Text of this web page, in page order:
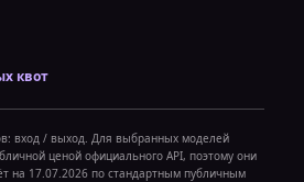
квот
вход / выход. Для выбранных моделей
ценой официального API, поэтому они
на 17.07.2026 по стандартным публичным